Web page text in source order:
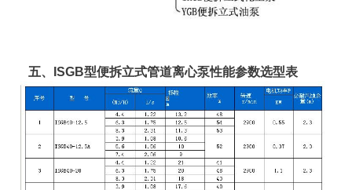
五、ISGB型便拆立式管道离心泵性能参数选型表